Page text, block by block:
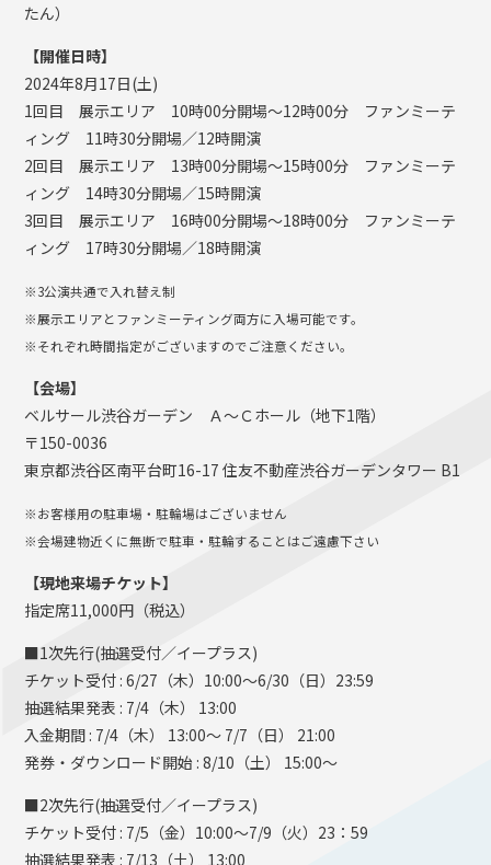
たん）
【開催日時】
2024年8月17日(土)
1回目 展示エリア 10時00分開場～12時00分 ファンミーテ
ィング 11時30分開場／12時開演
2回目 展示エリア 13時00分開場～15時00分 ファンミーテ
ィング 14時30分開場／15時開演
3回目 展示エリア 16時00分開場～18時00分 ファンミーテ
ィング 17時30分開場／18時開演
※3公演共通で入れ替え制
※展示エリアとファンミーティング両方に入場可能です。
※それぞれ時間指定がございますのでご注意ください。
【会場】
ベルサール渋谷ガーデン Ａ～Ｃホール（地下1階）
〒150-0036
東京都渋谷区南平台町16-17 住友不動産渋谷ガーデンタワー B1
※お客様用の駐車場・駐輪場はございません
※会場建物近くに無断で駐車・駐輪することはご遠慮下さい
【現地来場チケット】
指定席11,000円（税込）
■1次先行(抽選受付／イープラス)
チケット受付 : 6/27（木）10:00～6/30（日）23:59
抽選結果発表 : 7/4（木） 13:00
入金期間 : 7/4（木） 13:00〜 7/7（日） 21:00
発券・ダウンロード開始 : 8/10（土） 15:00〜
■2次先行(抽選受付／イープラス)
チケット受付 : 7/5（金）10:00～7/9（火）23：59
抽選結果発表 : 7/13（土） 13:00